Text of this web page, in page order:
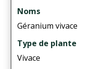
Noms
Géranium vivace
Type de plante
Vivace